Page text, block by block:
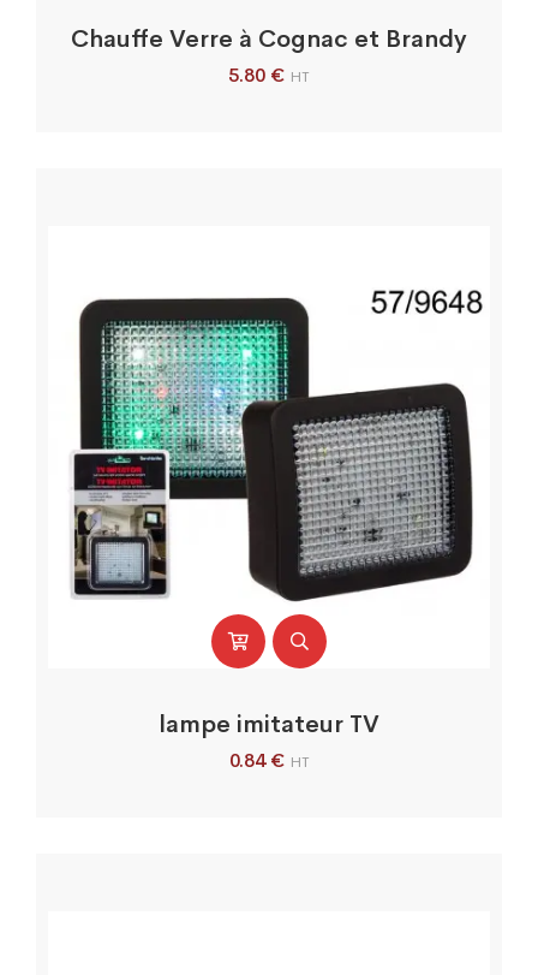
Chauffe Verre à Cognac et Brandy
5.80 € HT
lampe imitateur TV
0.84€ HT